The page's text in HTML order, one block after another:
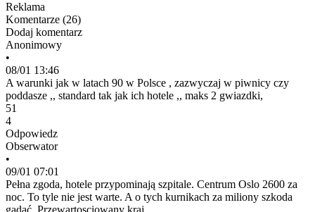
Reklama
Komentarze (26)
Dodaj komentarz
Anonimowy
•
08/01 13:46
A warunki jak w latach 90 w Polsce , zazwyczaj w piwnicy czy
poddasze ,, standard tak jak ich hotele ,, maks 2 gwiazdki,
51
4
Odpowiedz
Obserwator
•
09/01 07:01
Pełna zgoda, hotele przypominają szpitale. Centrum Oslo 2600 za
noc. To tyle nie jest warte. A o tych kurnikach za miliony szkoda
gadać. Przewartosciowany kraj.